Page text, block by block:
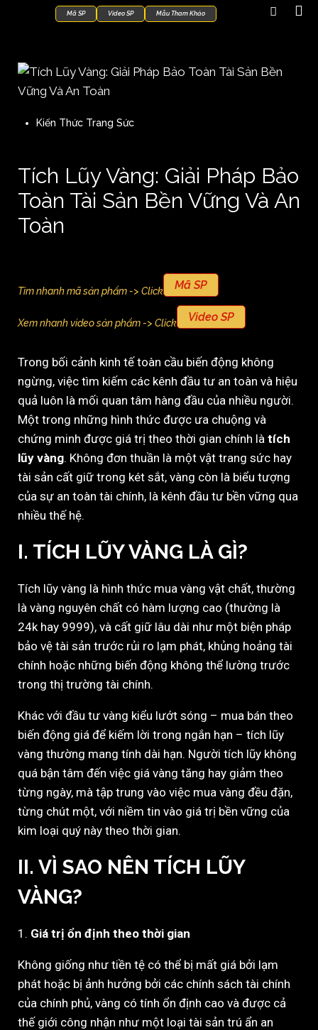
Mã SP Video SP Mẫu Tham Khảo
Kiến Thức Trang Sức
Tích Lũy Vàng: Giải Pháp Bảo
Toàn Tài Sản Bền Vững Và An
Toàn
Tìm nhanh mã sản phẩm -> Click Mã SP
Xem nhanh video sản phẩm -> Click Video SP
Trong bối cảnh kinh tế toàn cầu biến động không
ngừng, việc tìm kiếm các kênh đầu tư an toàn và hiệu
quả luôn là mối quan tâm hàng đầu của nhiều người.
Một trong những hình thức được ưa chuộng và
chứng minh được giá trị theo thời gian chính là tích
lũy vàng. Không đơn thuần là một vật trang sức hay
tài sản cất giữ trong két sắt, vàng còn là biểu tượng
của sự an toàn tài chính, là kênh đầu tư bền vững qua
nhiều thế hệ.
I. TÍCH LŨY VÀNG LÀ GÌ?
Tích lũy vàng là hình thức mua vàng vật chất, thường
là vàng nguyên chất có hàm lượng cao (thường là
24k hay 9999), và cất giữ lâu dài như một biện pháp
bảo vệ tài sản trước rủi ro lạm phát, khủng hoảng tài
chính hoặc những biến động không thể lường trước
trong thị trường tài chính.
Khác với đầu tư vàng kiểu lướt sóng – mua bán theo
biến động giá để kiếm lời trong ngắn hạn – tích lũy
vàng thường mang tính dài hạn. Người tích lũy không
quá bận tâm đến việc giá vàng tăng hay giảm theo
từng ngày, mà tập trung vào việc mua vàng đều đặn,
từng chút một, với niềm tin vào giá trị bền vững của
kim loại quý này theo thời gian.
II. VÌ SAO NÊN TÍCH LŨY
VÀNG?
1. Giá trị ổn định theo thời gian
Không giống như tiền tệ có thể bị mất giá bởi lạm
phát hoặc bị ảnh hưởng bởi các chính sách tài chính
của chính phủ, vàng có tính ổn định cao và được cả
thế giới công nhận như một loại tài sản trú ẩn an